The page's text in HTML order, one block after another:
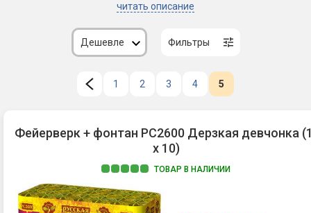
читать описание
Дешевле Фильтры
1 2 3 4 5
Фейерверк + фонтан РС2600 Дерзкая девчонка
х 10)
ТОВАР В НАЛИЧИИ